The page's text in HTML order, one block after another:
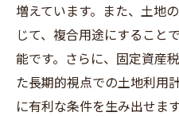
増えています。また、土地
じて、複合用途にすること
能です。さらに、固定資産
た長期的視点での土地利用
に有利な条件を生み出せま